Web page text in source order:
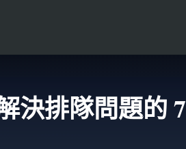
決排隊問題的 7